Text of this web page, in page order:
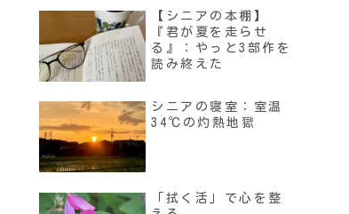
【シニアの本棚】
『君が夏を走らせ
る』：やっと3部作を
読み終えた
シニアの寝室：室温
34℃の灼熱地獄
「拭く活」で心を整